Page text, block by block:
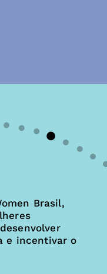
Brasil,
e incentivar o